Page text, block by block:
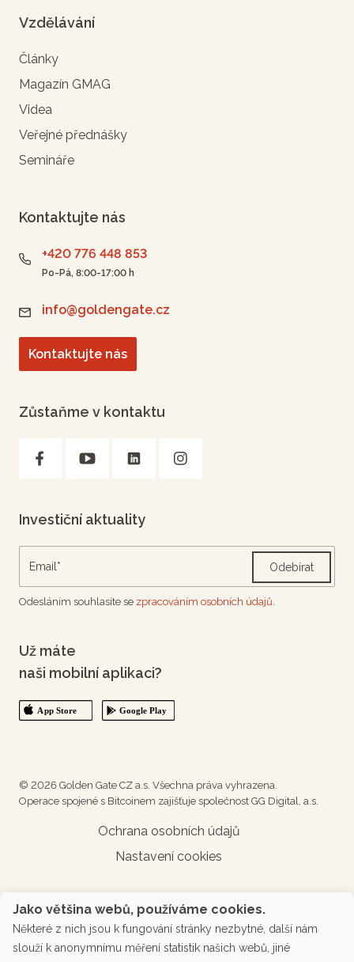
Vzdělávání
Články
Magazín GMAG
Videa
Veřejné přednášky
Semináře
Kontaktujte nás
+420 776 448 853
Po-Pá, 8:00-17:00 h
info@goldengate.cz
Kontaktujte nás
Zůstaňme v kontaktu
Investiční aktuality
Odebírat
Odesláním souhlasíte se zpracováním osobních údajů.
Už máte
naši mobilní aplikaci?
© 2026 Golden Gate CZ a.s. Všechna práva vyhrazena.
Operace spojené s Bitcoinem zajišťuje společnost GG Digital, a.s.
Ochrana osobních údajů
Nastavení cookies
Jako většina webů, používáme cookies.
Některé z nich jsou k fungování stránky nezbytné, další nám
slouží k anonymnímu měření statistik našich webů, jiné